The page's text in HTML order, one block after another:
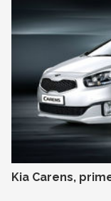
Kia Carens,